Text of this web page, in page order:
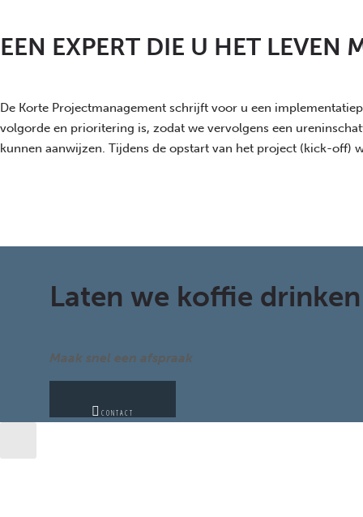
EEN EXPERT DIE U HET LEVEN
De Korte Projectmanagement schrijft voor u een
volgorde en prioritering is, zodat we vervolgens een
kunnen aanwijzen. Tijdens de opstart van het project (kick-off)
Laten we koffie drinken
Maak snel een afspraak
CONTACT